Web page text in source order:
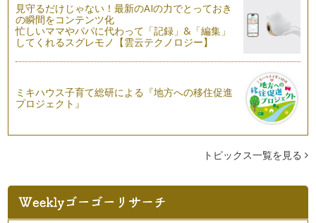
見守るだけじゃない！最新のAIの力でとっておき
の瞬間をコンテンツ化
忙しいママやパパに代わって「記録」&「編集」
してくれるスグレモノ【雲云テクノロジー】
ミキハウス子育て総研による『地方への移住促進
プロジェクト』
トピックス一覧を見る